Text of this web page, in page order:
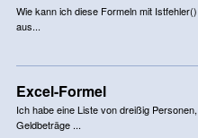
Wie kann ich diese Formeln mit
aus...
Excel-Formel
Ich habe eine Liste von dreißig
Geldbeträge ...